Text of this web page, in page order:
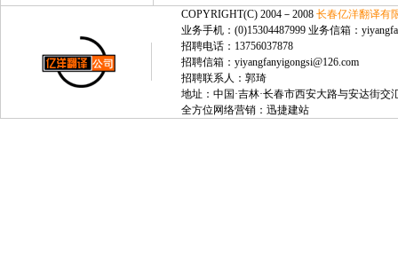
COPYRIGHT(C) 2004－2008 长春亿洋翻译有
业务手机：(0)15304487999 业务信箱：
招聘电话：13756037878
招聘信箱：yiyangfanyigongsi@126.com
招聘联系人：郭琦
地址：中国·吉林·长春市西安大路与安达街交
全方位网络营销： 迅捷建站